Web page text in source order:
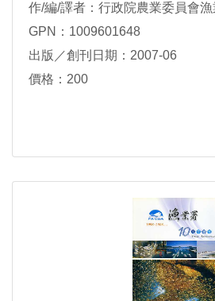
作/編/譯者：行政院農業委員會
GPN：1009601648
出版／創刊日期：2007-06
價格：200